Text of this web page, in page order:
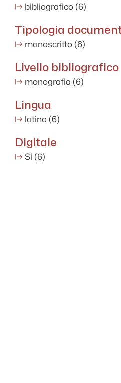
bibliografico (6)
Tipologia
manoscritto (6)
Livello bibliografico
monografia (6)
Lingua
latino (6)
Digitale
Si (6)